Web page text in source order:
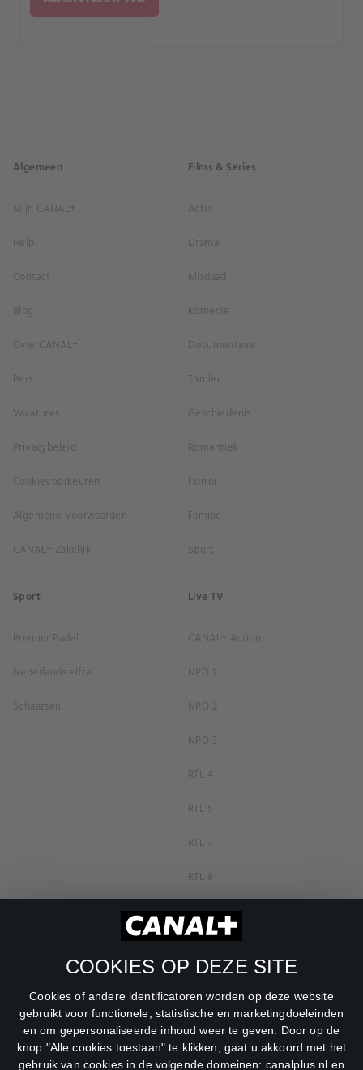
COOKIES OP DEZE SITE
Cookies of andere identificatoren worden op deze website
gebruikt voor functionele, statistische en marketingdoeleinden
en om gepersonaliseerde inhoud weer te geven. Door op de
knop "Alle cookies toestaan" te klikken, gaat u akkoord met het
gebruik van cookies in de volgende domeinen: canalplus.nl en
Algemeen
Mijn CANAL+
Help
Contact
Blog
Over CANAL+
Pers
Vacatures
Privacybeleid
Cookievoorkeuren
Algemene Voorwaarden
CANAL+ Zakelijk
Films & Series
Actie
Drama
Misdaad
Komedie
Documentaire
Thriller
Geschiedenis
Romantiek
Horror
Familie
Sport
Sport
Premier Padel
Nederlands elftal
Schaatsen
Live TV
CANAL+ Action
NPO 1
NPO 2
NPO 3
RTL 4
RTL 5
RTL 7
RTL 8
RTL Z
SBS6
Veronica
DreamWorks Channel